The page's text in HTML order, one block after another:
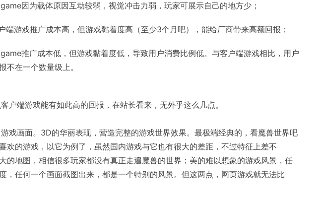
因为载体原因互动较弱，视觉冲击力弱，玩家可展示自己的地方少；
游戏推广成本高，但游戏黏着度高（至少3个月吧），能给厂商带来高额回报；
推广成本低，但游戏黏着度低，导致用户消费比例低。与客户端游戏相比，用户
不在一个数量级上。
户端游戏能有如此高的回报，在站长看来，无外乎这么几点。
戏画面。3D的华丽表现，营造完整的游戏世界效果。最极端经典的，看魔兽世界吧
喜欢的游戏，以它为例了，虽然国内游戏与它也有很大的差距，不过特征上差不
的地图，相信很多玩家都没有真正走遍魔兽的世界；美的难以想象的游戏风景，任
，任何一个画面截图出来，都是一个特别的风景。但这两点，网页游戏就无法比